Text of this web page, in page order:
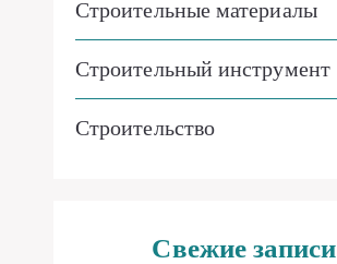
Строительные материалы
Строительный инструмент
Строительство
Свежие записи